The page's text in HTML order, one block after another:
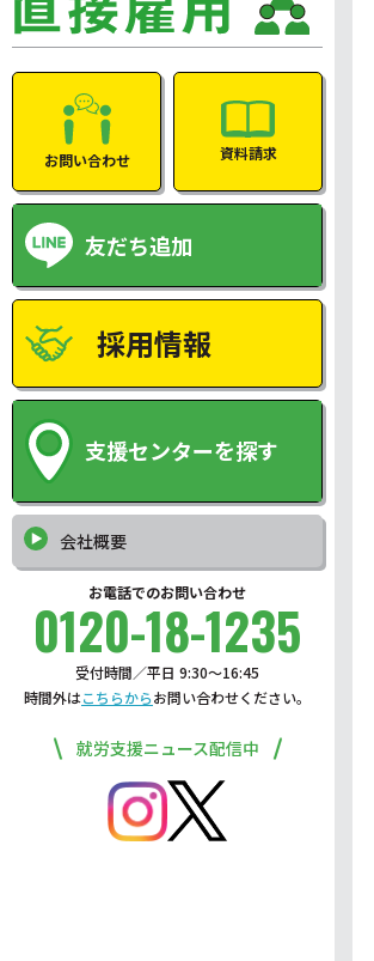
お問い合わせ 資料請求
友だち追加
採用情報
支援センターを探す
会社概要
お電話でのお問い合わせ
0120-18-1235
受付時間／平日 9:30〜16:45
時間外はこちらからお問い合わせください。
就労支援ニュース配信中